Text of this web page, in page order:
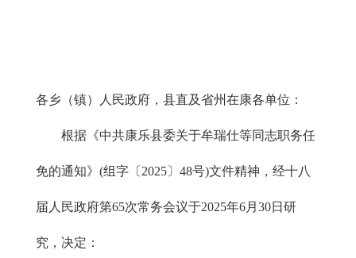
各乡（镇）人民政府，县直及省州在康各单位：
根据《中共康乐县委关于牟瑞仕等同志职务任
免的通知》(组字〔2025〕48号)文件精神，经十八
届人民政府第65次常务会议于2025年6月30日研
究，决定：